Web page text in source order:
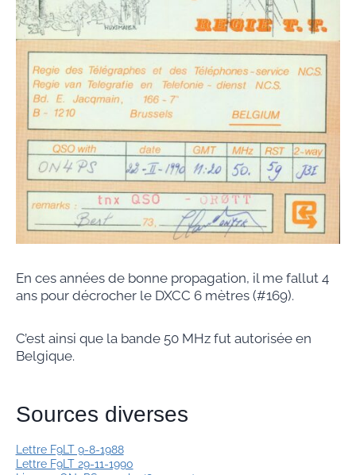
En ces années de bonne propagation, il me fallut 4
ans pour décrocher le DXCC 6 mètres (#169).
C’est ainsi que la bande 50 MHz fut autorisée en
Belgique.
Sources diverses
Lettre F9LT 9-8-1988
Lettre F9LT 29-11-1990